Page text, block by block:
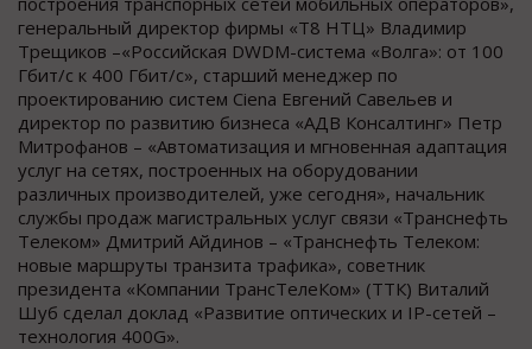
генеральный директор фирмы «Т8 НТЦ» Владимир
Трещиков –«Российская DWDM-система «Волга»: от 100
Гбит/с к 400 Гбит/с», старший менеджер по
проектированию систем Ciena Евгений Савельев и
директор по развитию бизнеса «АДВ Консалтинг» Петр
Митрофанов – «Автоматизация и мгновенная адаптация
услуг на сетях, построенных на оборудовании
различных производителей, уже сегодня», начальник
службы продаж магистральных услуг связи «Транснефть
Телеком» Дмитрий Айдинов – «Транснефть Телеком:
новые маршруты транзита трафика», советник
президента «Компании ТрансТелеКом» (ТТК) Виталий
Шуб сделал доклад «Развитие оптических и IP-сетей –
технология 400G».